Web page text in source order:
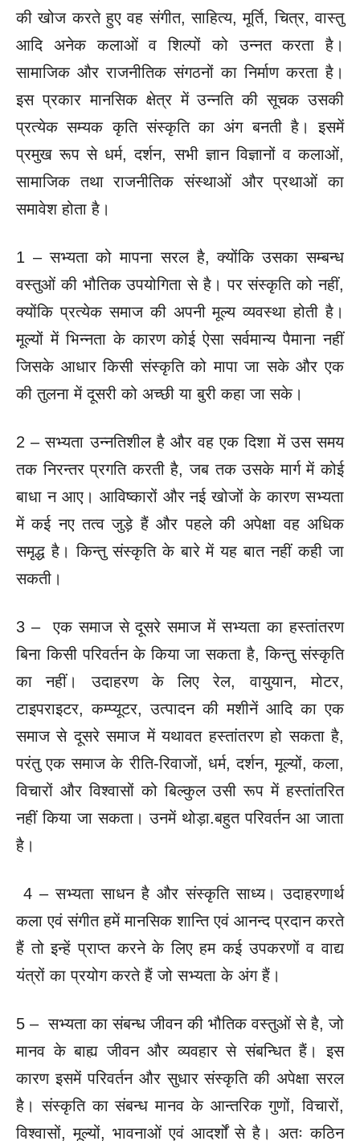
की खोज करते हुए वह संगीत, साहित्य, मूर्ति, चित्र, वास्तु
आदि अनेक कलाओं व शिल्पों को उन्नत करता है।
सामाजिक और राजनीतिक संगठनों का निर्माण करता है।
इस प्रकार मानसिक क्षेत्र में उन्नति की सूचक उसकी
प्रत्येक सम्यक कृति संस्कृति का अंग बनती है। इसमें
प्रमुख रूप से धर्म, दर्शन, सभी ज्ञान विज्ञानों व कलाओं,
सामाजिक तथा राजनीतिक संस्थाओं और प्रथाओं का
समावेश होता है।
1 – सभ्यता को मापना सरल है, क्योंकि उसका सम्बन्ध
वस्तुओं की भौतिक उपयोगिता से है। पर संस्कृति को नहीं,
क्योंकि प्रत्येक समाज की अपनी मूल्य व्यवस्था होती है।
मूल्यों में भिन्नता के कारण कोई ऐसा सर्वमान्य पैमाना नहीं
जिसके आधार किसी संस्कृति को मापा जा सके और एक
की तुलना में दूसरी को अच्छी या बुरी कहा जा सके।
2 – सभ्यता उन्नतिशील है और वह एक दिशा में उस समय
तक निरन्तर प्रगति करती है, जब तक उसके मार्ग में कोई
बाधा न आए। आविष्कारों और नई खोजों के कारण सभ्यता
में कई नए तत्व जुड़े हैं और पहले की अपेक्षा वह अधिक
समृद्ध है। किन्तु संस्कृति के बारे में यह बात नहीं कही जा
सकती।
3 – एक समाज से दूसरे समाज में सभ्यता का हस्तांतरण
बिना किसी परिवर्तन के किया जा सकता है, किन्तु संस्कृति
का नहीं। उदाहरण के लिए रेल, वायुयान, मोटर,
टाइपराइटर, कम्प्यूटर, उत्पादन की मशीनें आदि का एक
समाज से दूसरे समाज में यथावत हस्तांतरण हो सकता है,
परंतु एक समाज के रीति-रिवाजों, धर्म, दर्शन, मूल्यों, कला,
विचारों और विश्वासों को बिल्कुल उसी रूप में हस्तांतरित
नहीं किया जा सकता। उनमें थोड़ा.बहुत परिवर्तन आ जाता
है।
4 – सभ्यता साधन है और संस्कृति साध्य। उदाहरणार्थ
कला एवं संगीत हमें मानसिक शान्ति एवं आनन्द प्रदान करते
हैं तो इन्हें प्राप्त करने के लिए हम कई उपकरणों व वाद्य
यंत्रों का प्रयोग करते हैं जो सभ्यता के अंग हैं।
5 – सभ्यता का संबन्ध जीवन की भौतिक वस्तुओं से है, जो
मानव के बाह्य जीवन और व्यवहार से संबन्धित हैं। इस
कारण इसमें परिवर्तन और सुधार संस्कृति की अपेक्षा सरल
है। संस्कृति का संबन्ध मानव के आन्तरिक गुणों, विचारों,
विश्वासों, मूल्यों, भावनाओं एवं आदर्शों से है। अतः कठिन